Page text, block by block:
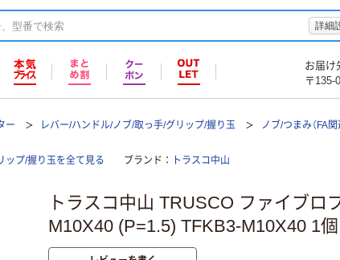
詳細
お届け
〒135-
ー レバー/ハンドル/ノブ/取っ手/グリップ/握り玉 ノブ/つまみ（FA
ップ/握り玉を全て見る ブランド トラスコ中山
トラスコ中山 TRUSCO ファイブロ
M10X40 (P=1.5) TFKB3-M10X40 1個